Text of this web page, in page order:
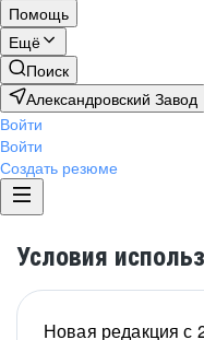
Помощь
Ещё
Поиск
Александровский Завод
Войти
Войти
Создать резюме
Условия
Новая редакция с